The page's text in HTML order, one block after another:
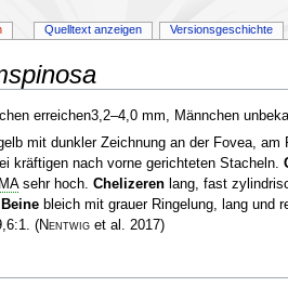
erreichen3,2–4,0 mm, Männchen
mit dunkler Zeichnung an der Fovea, am
kräftigen nach vorne gerichteten Stacheln.
sehr hoch. Chelizerenlang, fast
Beinebleich mit grauer Ringelung, lang und
(Nentwiget al. 2017)
Quelltext anzeigen Versionsgeschichte